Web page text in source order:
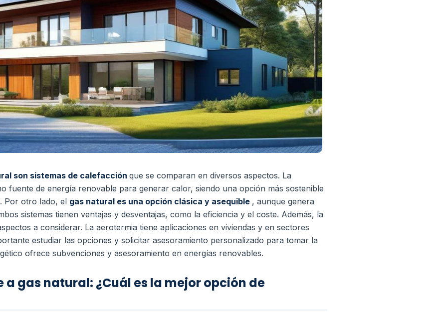
son sistemas de calefacción que se comparan en diversos aspectos. La
fuente de energía renovable para generar calor, siendo una opción más sostenible
Por otro lado, el gas natural es una opción clásica y asequible , aunque genera
sistemas tienen ventajas y desventajas, como la eficiencia y el coste. Además, la
a considerar. La aerotermia tiene aplicaciones en viviendas y en sectores
estudiar las opciones y solicitar asesoramiento personalizado para tomar la
ofrece subvenciones y asesoramiento en energías renovables.
gas natural: ¿Cuál es la mejor opción de